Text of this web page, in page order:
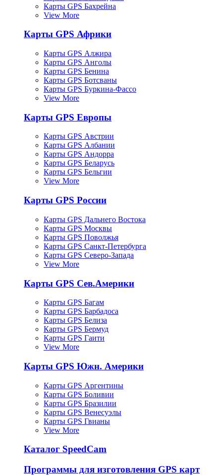
Карты GPS Бахрейна
View More
Карты GPS Африки
Карты GPS Алжира
Карты GPS Анголы
Карты GPS Бенина
Карты GPS Ботсваны
Карты GPS Буркина-Фассо
View More
Карты GPS Европы
Карты GPS Австрии
Карты GPS Албании
Карты GPS Андорра
Карты GPS Беларусь
Карты GPS Бельгии
View More
Карты GPS России
Карты GPS Дальнего Востока
Карты GPS Москвы
Карты GPS Поволжья
Карты GPS Санкт-Петербурга
Карты GPS Северо-Запада
View More
Карты GPS Сев.Америки
Карты GPS Багам
Карты GPS Барбадоса
Карты GPS Белиза
Карты GPS Бермуд
Карты GPS Гаити
View More
Карты GPS Южн. Америки
Карты GPS Аргентины
Карты GPS Боливии
Карты GPS Бразилии
Карты GPS Венесуэлы
Карты GPS Гвианы
View More
Каталог SpeedCam
Программы для изготовления GPS карт